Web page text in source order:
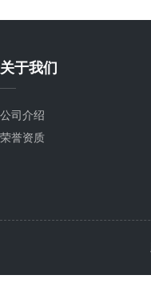
关于我们
公司介绍
荣誉资质